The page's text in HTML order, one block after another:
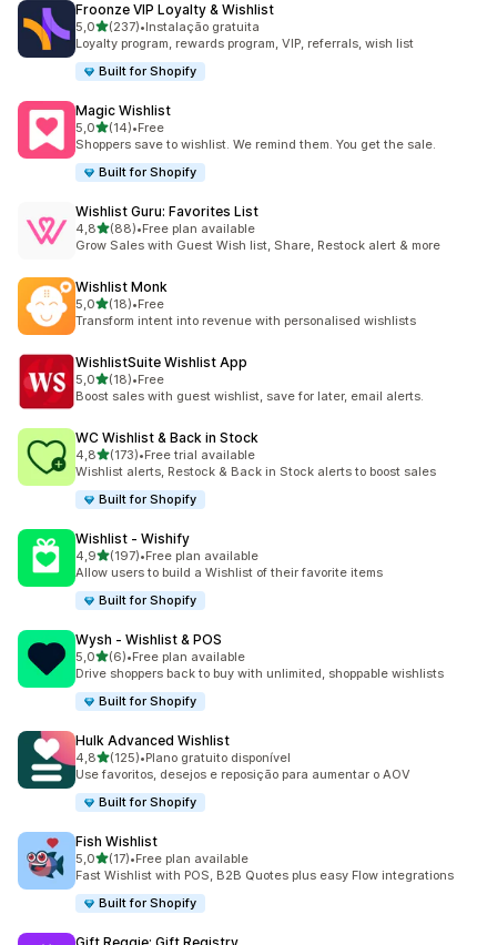
Froonze VIP Loyalty & Wishlist
5,0de 5 estrelas
(237)
237 total de avaliações
•Instalação gratuita
Loyalty program, rewards program, VIP, referrals, wish list
Built for Shopify
Magic Wishlist
5,0de 5 estrelas
(14)
14 total de avaliações
•Free
Shoppers save to wishlist. We remind them. You get the sale.
Built for Shopify
Wishlist Guru: Favorites List
4,8de 5 estrelas
(88)
88 total de avaliações
•Free plan available
Grow Sales with Guest Wish list, Share, Restock alert & more
Wishlist Monk
5,0de 5 estrelas
(18)
18 total de avaliações
•Free
Transform intent into revenue with personalised wishlists
WishlistSuite Wishlist App
5,0de 5 estrelas
(18)
18 total de avaliações
•Free
Boost sales with guest wishlist, save for later, email alerts.
WC Wishlist & Back in Stock
4,8de 5 estrelas
(173)
173 total de avaliações
•Free trial available
Wishlist alerts, Restock & Back in Stock alerts to boost sales
Built for Shopify
Wishlist ‑ Wishify
4,9de 5 estrelas
(197)
197 total de avaliações
•Free plan available
Allow users to build a Wishlist of their favorite items
Built for Shopify
Wysh ‑ Wishlist & POS
5,0de 5 estrelas
(6)
6 total de avaliações
•Free plan available
Drive shoppers back to buy with unlimited, shoppable wishlists
Built for Shopify
Hulk Advanced Wishlist
4,8de 5 estrelas
(125)
125 total de avaliações
•Plano gratuito disponível
Use favoritos, desejos e reposição para aumentar o AOV
Built for Shopify
Fish Wishlist
5,0de 5 estrelas
(17)
17 total de avaliações
•Free plan available
Fast Wishlist with POS, B2B Quotes plus easy Flow integrations
Built for Shopify